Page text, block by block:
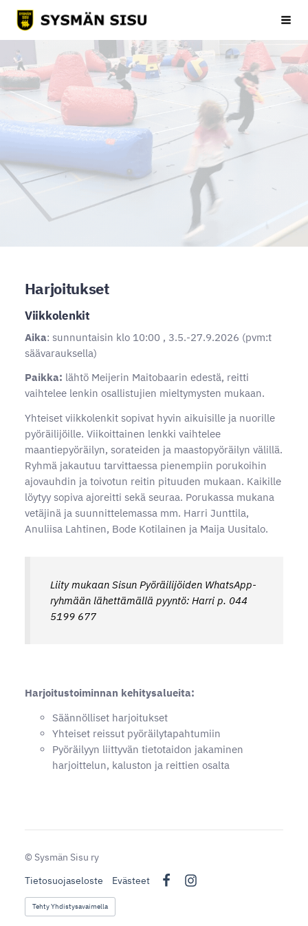
Siirry
sivun
Sysmän Sisu
Harjoitukset
Viikkolenkit
Aika: sunnuntaisin klo 10:00 , 3.5.-27.9.2026 (pvm:t
säävarauksella)
Paikka: lähtö Meijerin Maitobaarin edestä, reitti
vaihtelee lenkin osallistujien mieltymysten mukaan.
Yhteiset viikkolenkit sopivat hyvin aikuisille ja nuorille
pyöräilijöille. Viikoittainen lenkki vaihtelee
maantiepyöräilyn, sorateiden ja maastopyöräilyn välillä.
Ryhmä jakautuu tarvittaessa pienempiin porukoihin
ajovauhdin ja toivotun reitin pituuden mukaan. Kaikille
löytyy sopiva ajoreitti sekä seuraa. Porukassa mukana
vetäjinä ja suunnittelemassa mm. Harri Junttila,
Anuliisa Lahtinen, Bode Kotilainen ja Maija Uusitalo.
Liity mukaan Sisun Pyöräilijöiden WhatsApp-
ryhmään lähettämällä pyyntö: Harri p. 044
5199 677
Harjoitustoiminnan kehitysalueita:
Säännölliset harjoitukset
Yhteiset reissut pyöräilytapahtumiin
Pyöräilyyn liittyvän tietotaidon jakaminen
harjoittelun, kaluston ja reittien osalta
© Sysmän Sisu ry
Tietosuojaseloste
Evästeet
Tehty Yhdistysavaimella